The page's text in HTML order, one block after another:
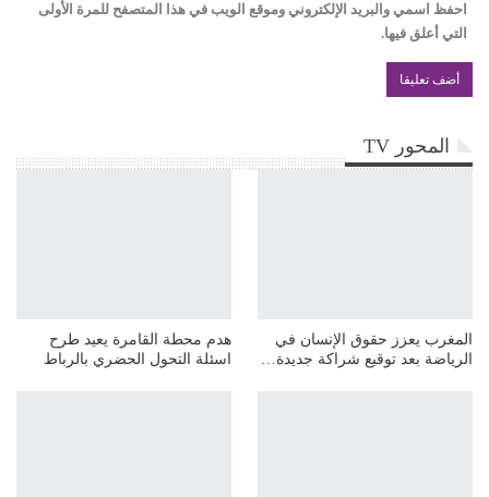
احفظ اسمي والبريد الإلكتروني وموقع الويب في هذا المتصفح للمرة الأولى
التي أعلق فيها.
المحور TV
المغرب يعزز حقوق الإنسان في
الرياضة بعد توقيع شراكة جديدة…
هدم محطة القامرة يعيد طرح
اسئلة التحول الحضري بالرباط